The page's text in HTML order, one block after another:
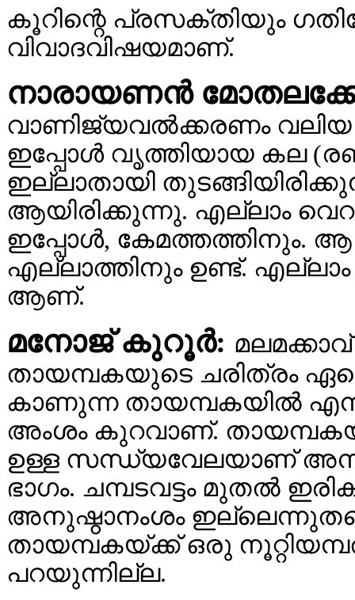
കൂറിന്റെ പ്രസക്തിയും
വിവാദവിഷയമാണ്.
നാരായണന്‍
വാണിജ്യവല്‍ക്കരണം
ഇപ്പോള്‍ വൃത്തിയായ കല
ഇല്ലാതായി
ആയിരിക്കുന്നു. എല്ലാം
ഇപ്പോള്‍, കേമത്തത്തിനും.
എല്ലാത്തിനും ഉണ്ട്. എല്ലാം
ആണ്.
മനോജ്‌ കുറൂര്‍:
തായമ്പകയുടെ ചരിത്രം
കാണുന്ന തായമ്പകയില്‍
അംശം കുറവാണ്.
ഉള്ള സന്ധ്യവേലയാണ്
ഭാഗം. ചമ്പടവട്ടം മുതല്‍
അനുഷ്ഠാനംശം
തായമ്പകയ്ക്ക് ഒരു
പറയുന്നില്ല.